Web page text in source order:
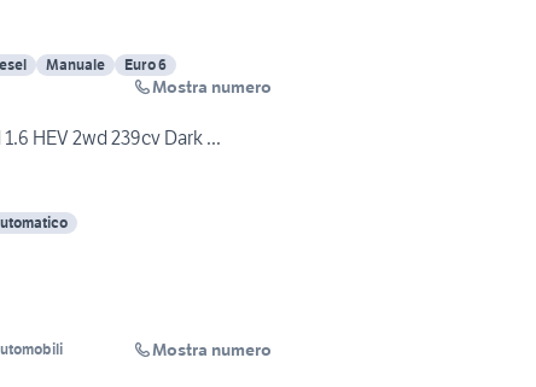
Manuale
Euro 6
Mostra numero
HEV 2wd 239cv Dark ...
Mostra numero